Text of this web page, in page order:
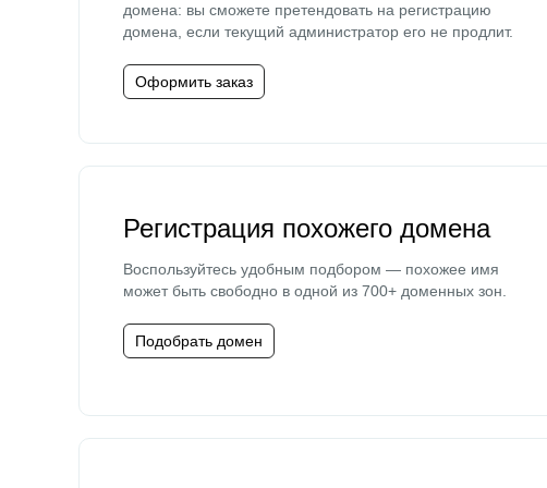
домена: вы сможете претендовать на регистрацию
домена, если текущий администратор его не продлит.
Оформить заказ
Регистрация похожего домена
Воспользуйтесь удобным подбором — похожее имя
может быть свободно в одной из 700+ доменных зон.
Подобрать домен